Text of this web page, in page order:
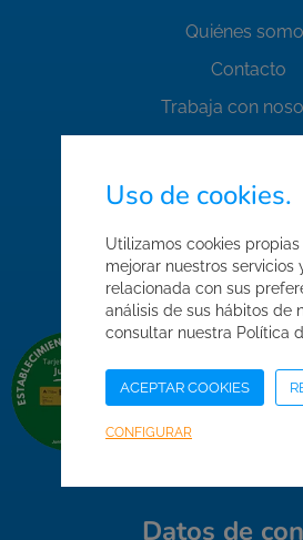
Quiénes
Contacto
Trabaja con
Normas de
Mapa web
Acceso Área
Datos de
Uso de cookies.
Utilizamos cookies
mejorar nuestros
relacionada con sus
análisis de sus hábitos de
consultar nuestra Política
ACEPTAR COOKIES
CONFIGURAR